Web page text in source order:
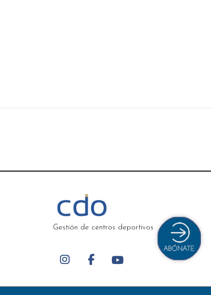
Gestión de centros deportivos